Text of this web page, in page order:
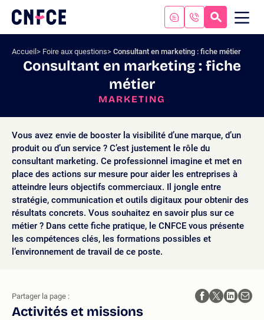
contenu
Logo
site
Accueil Foire aux questions Consultant en marketing : fiche métier
Consultant en marketing : fiche
métier
MARKETING
Vous avez envie de booster la visibilité d’une marque, d’un
produit ou d’un service ? C’est justement le rôle du
consultant marketing. Ce professionnel imagine et met en
place des actions sur mesure pour aider les entreprises à
atteindre leurs objectifs commerciaux. Il jongle entre
stratégie, communication et outils digitaux pour obtenir des
résultats concrets. Vous souhaitez en savoir plus sur ce
métier ? Dans cette fiche pratique, le CNFCE vous présente
les compétences clés, les formations possibles et
l’environnement de travail de ce poste.
Activités et missions
Partager la page :